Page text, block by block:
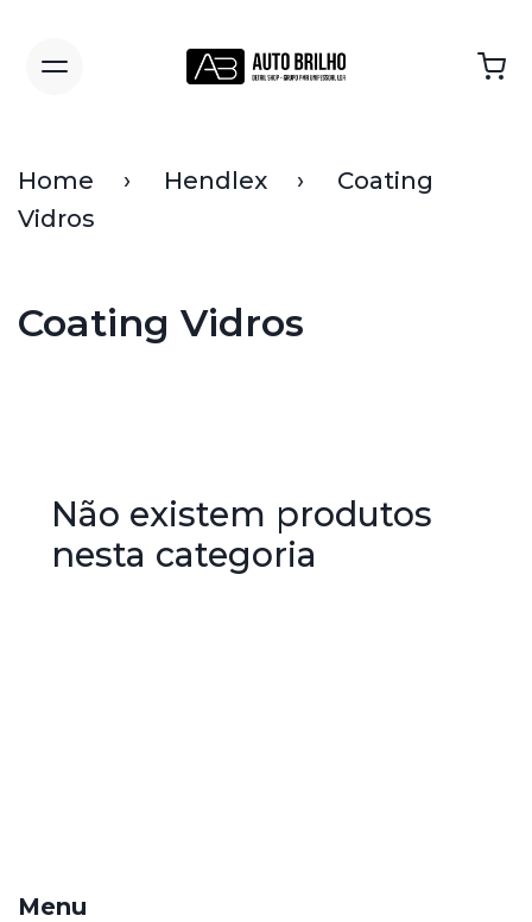
Home Hendlex
Coating
Vidros
Coating Vidros
Não existem produtos
nesta categoria
Menu